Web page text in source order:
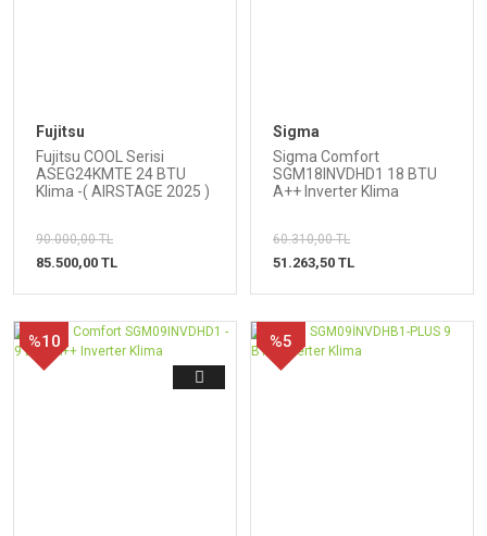
Fujitsu
Fujitsu COOL Serisi
ASEG24KMTE 24 BTU
Klima -( AIRSTAGE 2025 )
90.000,00 TL
85.500,00 TL
Sigma
Sigma Comfort
SGM18INVDHD1 18 BTU
A++ Inverter Klima
60.310,00 TL
51.263,50 TL
%10 %5